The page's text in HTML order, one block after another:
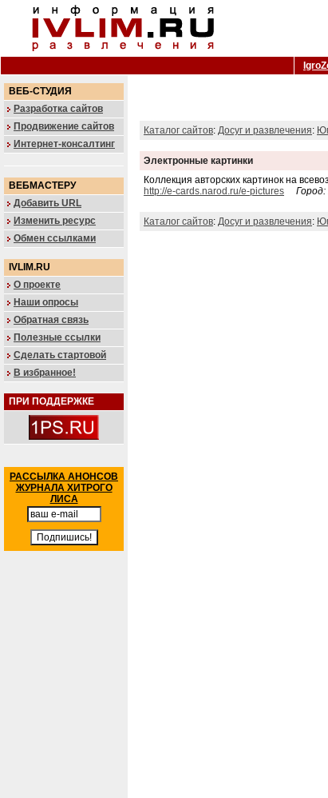
ВЕБ-СТУДИЯ
Разработка сайтов
Продвижение сайтов
Интернет-консалтинг
ВЕБМАСТЕРУ
Добавить URL
Изменить ресурс
Обмен ссылками
IVLIM.RU
О проекте
Наши опросы
Обратная связь
Полезные ссылки
Сделать стартовой
В избранное!
ПРИ ПОДДЕРЖКЕ
РАССЫЛКА АНОНСОВ
ЖУРНАЛА ХИТРОГО
ЛИСА
Каталог сайтов: Досуг и развлечения:
Электронные картинки
Коллекция авторских картинок на
http://e-cards.narod.ru/e-pictures
Каталог сайтов: Досуг и развлечения: